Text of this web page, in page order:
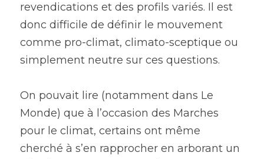
revendications et des profils variés. Il est
donc difficile de définir le mouvement
comme pro-climat, climato-sceptique ou
simplement neutre sur ces questions.
On pouvait lire (notamment dans Le
Monde) que à l’occasion des Marches
pour le climat, certains ont même
cherché à s’en rapprocher en arborant un